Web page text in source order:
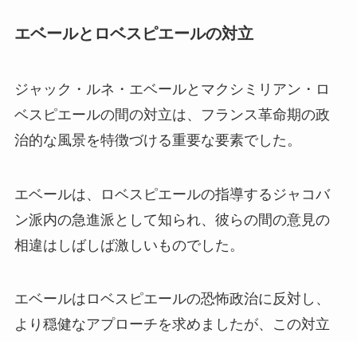
エベールとロベスピエールの対立
ジャック・ルネ・エベールとマクシミリアン・ロ
ベスピエールの間の対立は、フランス革命期の政
治的な風景を特徴づける重要な要素でした。
エベールは、ロベスピエールの指導するジャコバ
ン派内の急進派として知られ、彼らの間の意見の
相違はしばしば激しいものでした。
エベールはロベスピエールの恐怖政治に反対し、
より穏健なアプローチを求めましたが、この対立